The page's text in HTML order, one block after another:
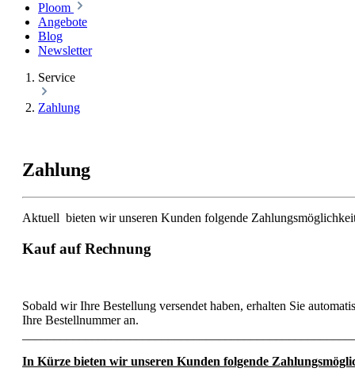
Ploom
Angebote
Blog
Newsletter
Service
Zahlung
Zahlung
Aktuell bieten wir unseren Kunden folgende
Kauf auf Rechnung
Sobald wir Ihre Bestellung versendet haben, erhalten Sie
Ihre Bestellnummer an.
In Kürze bieten wir unseren Kunden folgende